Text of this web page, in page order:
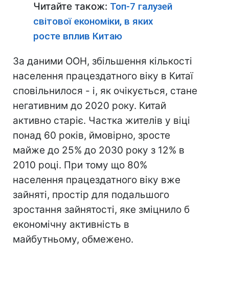
Читайте також: Топ-7 галузей
світової економіки, в яких
росте вплив Китаю
За даними ООН, збільшення кількості
населення працездатного віку в Китаї
сповільнилося - і, як очікується, стане
негативним до 2020 року. Китай
активно старіє. Частка жителів у віці
понад 60 років, ймовірно, зросте
майже до 25% до 2030 року з 12% в
2010 році. При тому що 80%
населення працездатного віку вже
зайняті, простір для подальшого
зростання зайнятості, яке зміцнило б
економічну активність в
майбутньому, обмежено.